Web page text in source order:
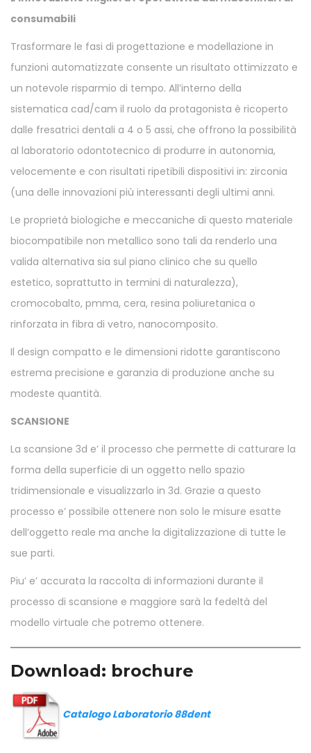
consumabili
Trasformare le fasi di progettazione e modellazione in
funzioni automatizzate consente un risultato ottimizzato e
un notevole risparmio di tempo. All’interno della
sistematica cad/cam il ruolo da protagonista è ricoperto
dalle fresatrici dentali a 4 o 5 assi, che offrono la possibilità
al laboratorio odontotecnico di produrre in autonomia,
velocemente e con risultati ripetibili dispositivi in: zirconia
(una delle innovazioni più interessanti degli ultimi anni.
Le proprietà biologiche e meccaniche di questo materiale
biocompatibile non metallico sono tali da renderlo una
valida alternativa sia sul piano clinico che su quello
estetico, soprattutto in termini di naturalezza),
cromocobalto, pmma, cera, resina poliuretanica o
rinforzata in fibra di vetro, nanocomposito.
Il design compatto e le dimensioni ridotte garantiscono
estrema precisione e garanzia di produzione anche su
modeste quantità.
SCANSIONE
La scansione 3d e’ il processo che permette di catturare la
forma della superficie di un oggetto nello spazio
tridimensionale e visualizzarlo in 3d. Grazie a questo
processo e’ possibile ottenere non solo le misure esatte
dell’oggetto reale ma anche la digitalizzazione di tutte le
sue parti.
Piu’ e’ accurata la raccolta di informazioni durante il
processo di scansione e maggiore sarà la fedeltà del
modello virtuale che potremo ottenere.
Download: brochure
Catalogo Laboratorio 88dent